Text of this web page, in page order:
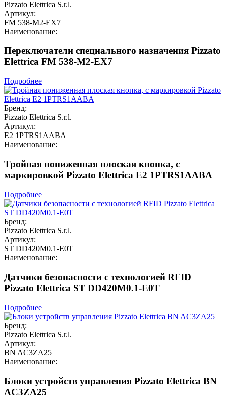
Pizzato Elettrica S.r.l.
Артикул:
FM 538-M2-EX7
Наименование:
Переключатели специального назначения Pizzato
Elettrica FM 538-M2-EX7
Подробнее
Бренд:
Pizzato Elettrica S.r.l.
Артикул:
E2 1PTRS1AABA
Наименование:
Тройная пониженная плоская кнопка, c
маркировкой Pizzato Elettrica E2 1PTRS1AABA
Подробнее
Бренд:
Pizzato Elettrica S.r.l.
Артикул:
ST DD420M0.1-E0T
Наименование:
Датчики безопасности с технологией RFID
Pizzato Elettrica ST DD420M0.1-E0T
Подробнее
Бренд:
Pizzato Elettrica S.r.l.
Артикул:
BN AC3ZA25
Наименование:
Блоки устройств управления Pizzato Elettrica BN
AC3ZA25